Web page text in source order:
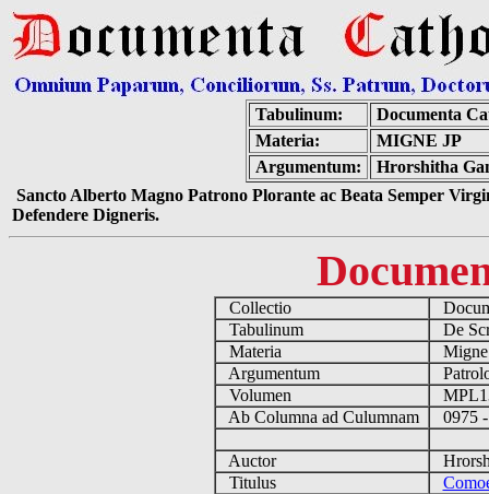
Tabulinum:
Documenta
Materia:
MIGNE JP
Argumentum:
Hrorshitha
Sancto Alberto Magno Patrono Plorante ac Beata Semper
Defendere Digneris.
Collectio
Tabulinum
De
Materia
Argumentum
Volumen
Ab Columna ad Culumnam
0975
Auctor
Titulus